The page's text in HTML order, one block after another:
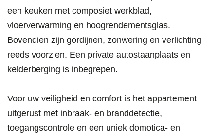
een keuken met composiet werkblad,
vloerverwarming en hoogrendementsglas.
Bovendien zijn gordijnen, zonwering en verlichting
reeds voorzien. Een private autostaanplaats en
kelderberging is inbegrepen.
Voor uw veiligheid en comfort is het appartement
uitgerust met inbraak- en branddetectie,
toegangscontrole en een uniek domotica- en